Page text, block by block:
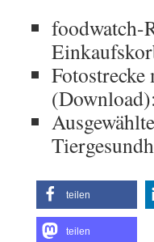
foodwatch-
(Download):
teilen
teilen